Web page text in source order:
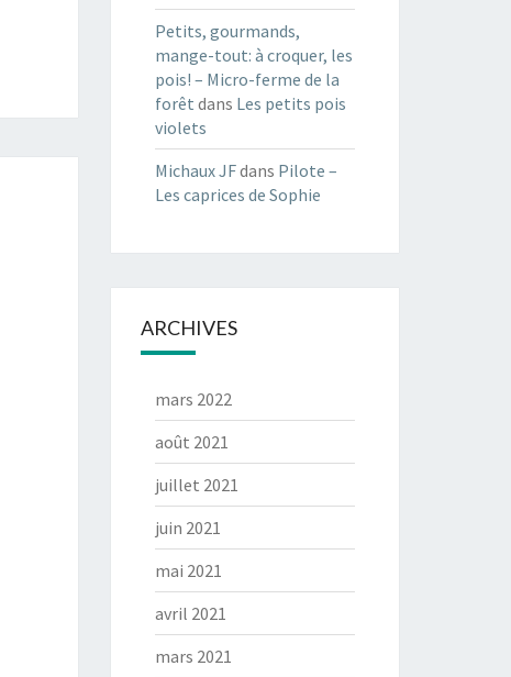
Petits, gourmands,
mange-tout: à croquer, les
pois! – Micro-ferme de la
forêt dans Les petits pois
violets
Michaux JFdans Pilote –
Les caprices de Sophie
ARCHIVES
mars 2022
août 2021
juillet 2021
juin 2021
mai 2021
avril 2021
mars 2021